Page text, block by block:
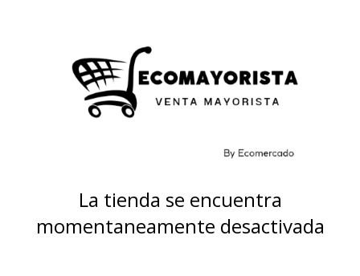
La tienda se encuentra
momentaneamente desactivada